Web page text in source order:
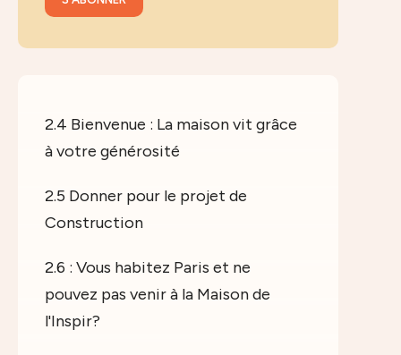
2.4 Bienvenue : La maison vit grâce
à votre générosité
2.5 Donner pour le projet de
Construction
2.6 : Vous habitez Paris et ne
pouvez pas venir à la Maison de
l'Inspir?